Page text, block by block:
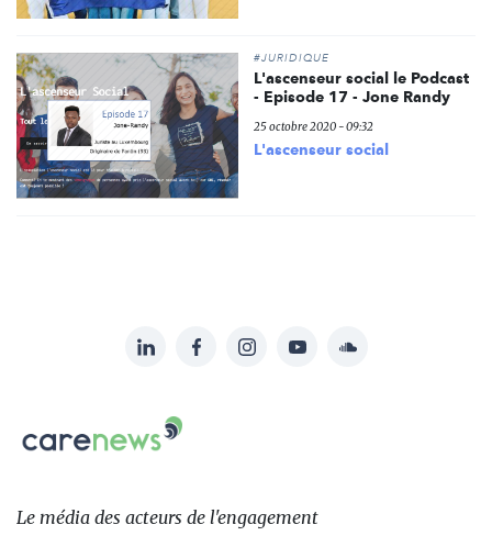
#JURIDIQUE
L'ascenseur social le Podcast
- Episode 17 - Jone Randy
25 octobre 2020 - 09:32
L'ascenseur social
sur:
LinkedInFacebookInstagramYouTubeSoundcloud
Le
des
Le média des acteurs de l'engagement